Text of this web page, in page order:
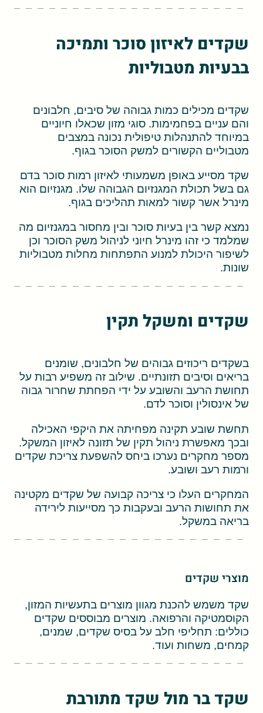
שקדים לאיזון סוכר ותמיכה
בבעיות מטבוליות
שקדים מכילים כמות גבוהה של סיבים, חלבונים
והם עניים בפחמימות. סוגי מזון שכאלו חיוניים
במיוחד להתנהלות טיפולית נכונה במצבים
מטבוליים הקשורים למשק הסוכר בגוף.
שקד מסייע באופן משמעותי לאיזון רמות סוכר בדם
גם בשל תכולת המגנזיום הגבוהה שלו. מגנזיום הוא
מינרל אשר קשור למאות תהליכים בגוף.
נמצא קשר בין בעיות סוכר ובין מחסור במגנזיום מה
שמלמד כי זהו מינרל חיוני לניהול משק הסוכר וכן
לשיפור היכולת למנוע התפתחות מחלות מטבוליות
שונות.
שקדים ומשקל תקין
בשקדים ריכוזים גבוהים של חלבונים, שומנים
בריאים וסיבים תזונתיים. שילוב זה משפיע רבות על
תחושת הרעב והשובע על ידי הפחתת שחרור גבוה
של אינסולין וסוכר לדם.
תחשת שובע תקינה מפחיתה את היקפי האכילה
ובכך מאפשרת ניהול תקין של תזונה לאיזון המשקל.
מספר מחקרים נערכו ביחס להשפעת צריכת שקדים
ורמות רעב ושובע.
המחקרים העלו כי צריכה קבועה של שקדים מקטינה
את תחושות הרעב ובעקבות כך מסייעות לירידה
בריאה במשקל.
מוצרי שקדים
שקד משמש להכנת מגוון מוצרים בתעשיות המזון,
הקוסמטיקה והרפואה. מוצרים מבוססים שקדים
כוללים: תחליפי חלב על בסיס שקדים, שמנים,
קמחים, משחות ועוד.
שקד בר מול שקד מתורבת